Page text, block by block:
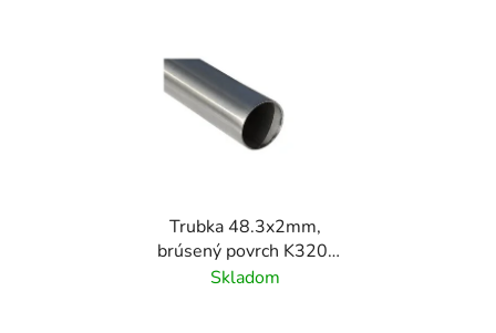
Trubka 48.3x2mm,
brúsený povrch K320/
nerez AISI304
Skladom